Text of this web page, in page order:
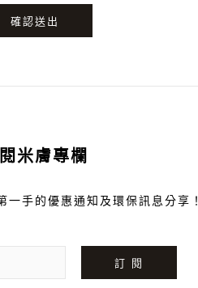
確認送出
米膚專欄
一手的優惠通知及環保訊息分享！
訂 閱